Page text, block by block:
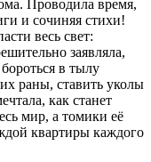
Проводила время,
и сочиняя стихи!
весь свет:
заявляла,
в тылу
раны, ставить уколы
как станет
мир, а томики её
квартиры каждого